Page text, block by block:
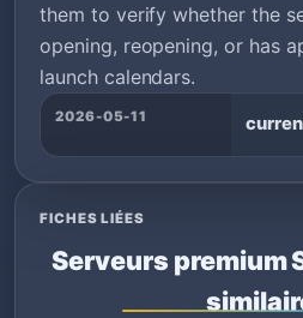
them to verify whether the
opening, reopening, or has
launch calendars.
2026-05-11
FICHES LIÉES
Serveurs premium